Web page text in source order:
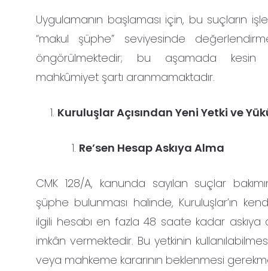
Uygulamanın başlaması için, bu suçların
“makul şüphe” seviyesinde
öngörülmektedir; bu aşamada
mahkûmiyet şartı aranmamaktadır.
Kuruluşlar Açısından Yeni Yetki ve
Re’sen Hesap Askıya Alma
CMK 128/A, kanunda sayılan suçlar
şüphe bulunması halinde, Kuruluşlar’ın
ilgili hesabı en fazla 48 saate kadar askıya
imkân vermektedir. Bu yetkinin
veya mahkeme kararının beklenmesi